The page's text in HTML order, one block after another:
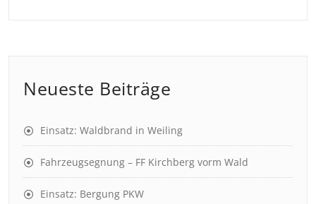
Neueste Beiträge
Einsatz: Waldbrand in Weiling
Fahrzeugsegnung – FF Kirchberg vorm Wald
Einsatz: Bergung PKW